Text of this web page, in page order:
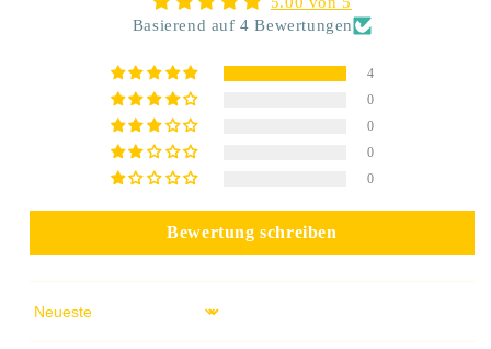
Basierend auf 4 Bewertungen
4
0
0
0
0
Bewertung schreiben
Sort by